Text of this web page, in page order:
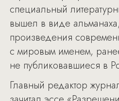
специальный
вышел в виде
произведения
с мировым именем,
не публиковавшиеся в
Главный редактор